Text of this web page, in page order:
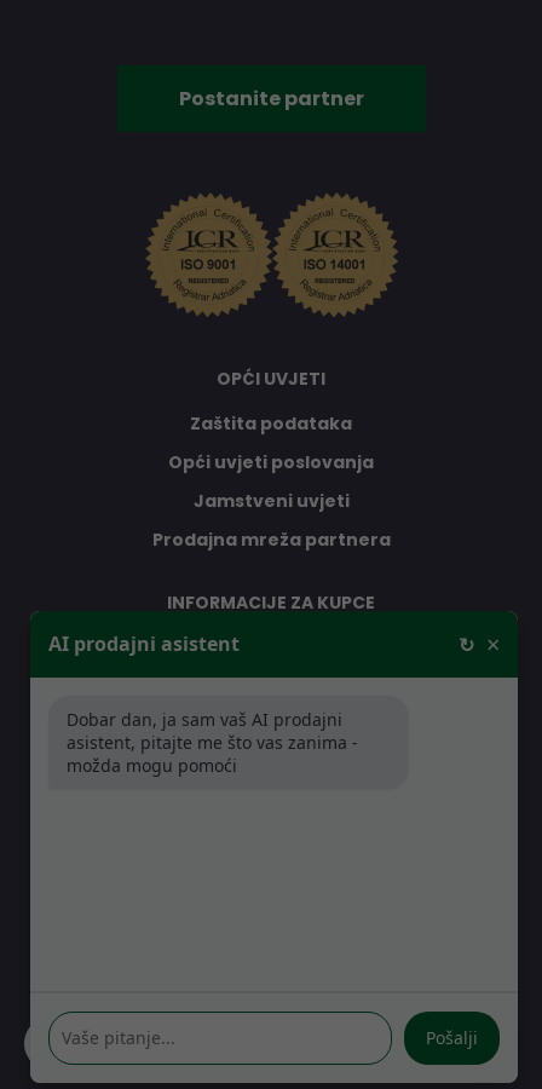
Postanite partner
OPĆI UVJETI
Zaštita podataka
Opći uvjeti poslovanja
Jamstveni uvjeti
Prodajna mreža partnera
INFORMACIJE ZA KUPCE
O nama
Jamstveni uvjeti
Prodajna mreža partnera
AI prodajni asistent ↻ ×
Dobar dan, ja sam vaš AI prodajni
asistent, pitajte me što vas zanima -
možda mogu pomoći
Pošalji